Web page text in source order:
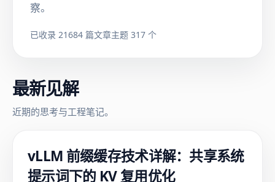
察。
已收录 21684 篇文章主题 317 个
最新见解
近期的思考与工程笔记。
vLLM 前缀缓存技术详解：共享系统
提示词下的 KV 复用优化